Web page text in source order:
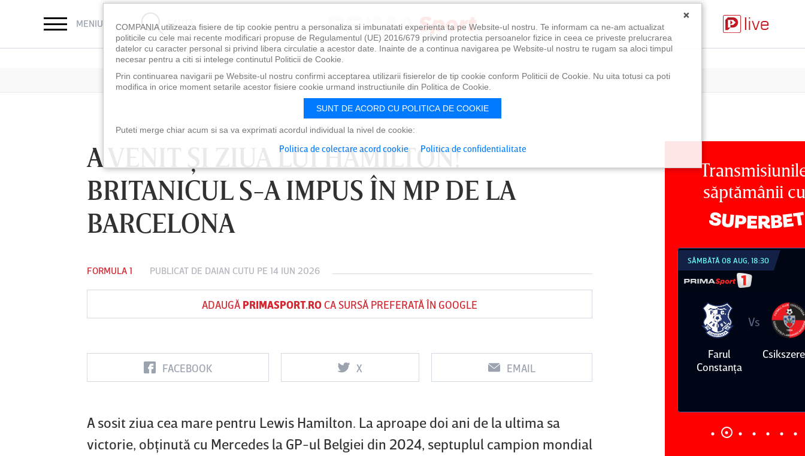
MENIU CAUTĂ
A VENIT ŞI ZIUA LUI HAMILTON!
BRITANICUL S-A IMPUS ÎN MP DE LA
BARCELONA
FORMULA 1 PUBLICAT DE DAIAN CUTU PE 14 IUN 2026
ADAUGĂ PRIMASPORT.ROCA SURSĂ PREFERATĂ ÎN GOOGLE
FACEBOOK X EMAIL
A sosit ziua cea mare pentru Lewis Hamilton. La aproape doi ani de la ultima sa
victorie, obţinută cu Mercedes la GP-ul Belgiei din 2024, septuplul campion mondial
săptămânii cu
FC Botoşani
Vs
Corvinul
Hunedoara
Sepsi OSK Sf
Vs
FCSB UTA Arad
Vs
Rapid
Farul
Vs
SÂMBĂTĂ 08 AUG, 21:30
Dinamo
Vs
FC
×
COMPANIA utilizeaza fisiere de tip cookie pentru a personaliza si imbunatati experienta ta pe Website-ul nostru. Te informam ca ne-am actualizat
politicile cu cele mai recente modificari propuse de Regulamentul (UE) 2016/679 privind protectia persoanelor fizice in ceea ce priveste prelucrarea
datelor cu caracter personal si privind libera circulatie a acestor date. Inainte de a continua navigarea pe Website-ul nostru te rugam sa aloci timpul
necesar pentru a citi si intelege continutul Politicii de Cookie.
Prin continuarea navigarii pe Website-ul nostru confirmi acceptarea utilizarii fisierelor de tip cookie conform Politicii de Cookie. Nu uita totusi ca poti
modifica in orice moment setarile acestor fisiere cookie urmand instructiunile din Politica de Cookie.
SUNT DE ACORD CU POLITICA DE COOKIE
Puteti merge chiar acum si sa va exprimati acordul individual la nivel de cookie:
Politica de colectare acord cookie Politica de confidentialitate